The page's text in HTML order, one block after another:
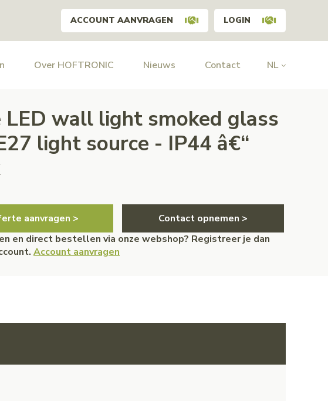
ACCOUNT AANVRAGEN LOGIN
Over HOFTRONIC Nieuws Contact NL
LED wall light smoked glass
light source - IP44 â€“
aanvragen >
Contact opnemen >
en direct bestellen via onze webshop? Registreer je dan
Account aanvragen